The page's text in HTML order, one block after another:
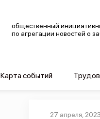
общественный
по агрегации новостей о
Карта событий
27 апреля, 2023